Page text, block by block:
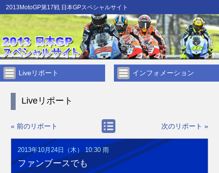
2013MotoGP第17戦 日本GPスペシャルサイト
Liveリポート インフォメーション
Liveリポート
« 前のリポート 次のリポート »
2013年10月24日（木） 10:30雨
ファンブースでも